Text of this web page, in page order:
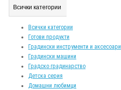
Всички категории
Всички категории
Готови продукти
Градински инструменти и аксесоари
Градински машини
Градско градинарство
Детска серия
Домашни любимци